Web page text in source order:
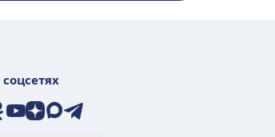
YouTube
ДзенMaxTelegram